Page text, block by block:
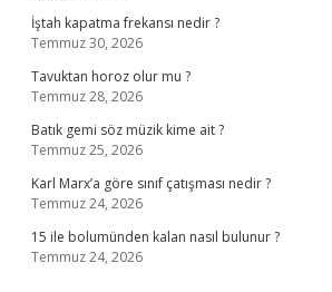
İştah kapatma frekansı nedir ?
Temmuz 30, 2026
Tavuktan horoz olur mu ?
Temmuz 28, 2026
Batık gemi söz müzik kime ait ?
Temmuz 25, 2026
Karl Marx’a göre sınıf çatışması nedir ?
Temmuz 24, 2026
15 ile bolumünden kalan nasıl bulunur ?
Temmuz 24, 2026